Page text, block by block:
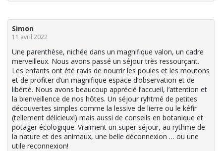
Simon
11 avril 2022
Une parenthèse, nichée dans un magnifique valon, un cadre
merveilleux. Nous avons passé un séjour très ressourçant.
Les enfants ont été ravis de nourrir les poules et les moutons
et de profiter d’un magnifique espace d’observation et de
libérté. Nous avons beaucoup apprécié l’accueil, l’attention et
la bienveillence de nos hôtes. Un séjour ryhtmé de petites
découvertes simples comme la lessive de lierre ou le kéfir
(tellement délicieux!) mais aussi de conseils en botanique et
potager écologique. Vraiment un super séjour, au rythme de
la nature et des animaux, une belle déconnexion … ou une
utile reconnexion!